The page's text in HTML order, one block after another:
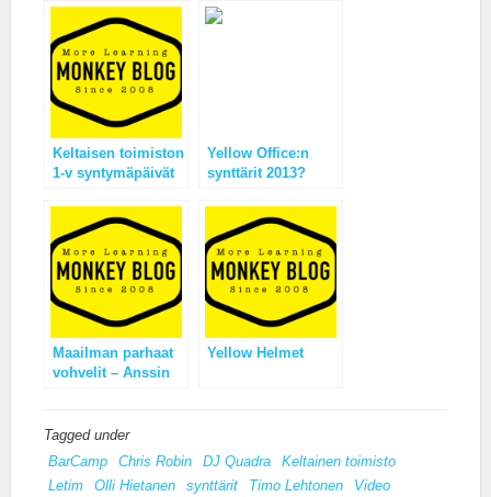
Keltaisen toimiston
1-v syntymäpäivät
bileet 25.2.2011!
Yellow Office:n
synttärit 2013?
Maailman parhaat
vohvelit – Anssin
Yellow Helmet
Tagged under
BarCamp
Chris Robin DJ Quadra
Keltainen toimisto
Letim
Olli Hietanen synttärit Timo Lehtonen Video